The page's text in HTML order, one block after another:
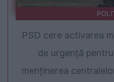
PSD cere activarea
de urgență
menținerea